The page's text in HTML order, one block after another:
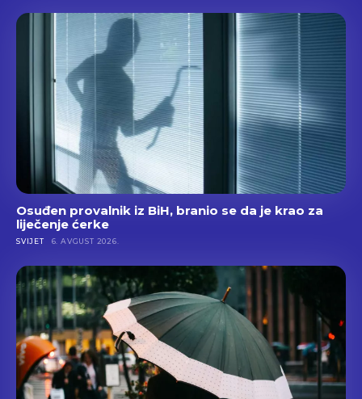
Osuđen provalnik iz BiH, branio se da je krao za
liječenje ćerke
SVIJET 6. AVGUST 2026.